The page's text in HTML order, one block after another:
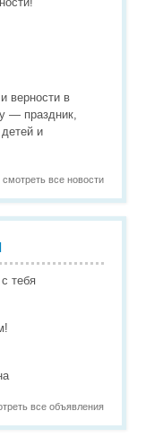
уходу
верности в
— праздник,
и
смотреть все новости
тебя
все объявления